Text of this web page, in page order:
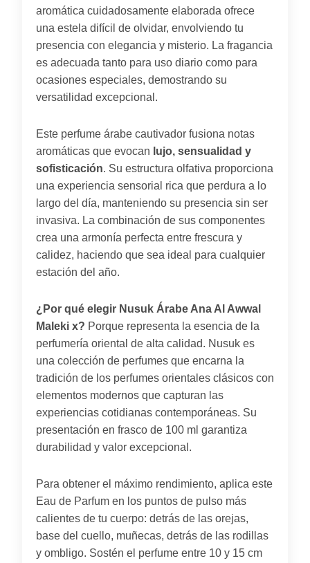
aromática cuidadosamente elaborada ofrece
una estela difícil de olvidar, envolviendo tu
presencia con elegancia y misterio. La fragancia
es adecuada tanto para uso diario como para
ocasiones especiales, demostrando su
versatilidad excepcional.
Este perfume árabe cautivador fusiona notas
aromáticas que evocan lujo, sensualidad y
sofisticación. Su estructura olfativa proporciona
una experiencia sensorial rica que perdura a lo
largo del día, manteniendo su presencia sin ser
invasiva. La combinación de sus componentes
crea una armonía perfecta entre frescura y
calidez, haciendo que sea ideal para cualquier
estación del año.
¿Por qué elegir Nusuk Árabe Ana Al Awwal
Maleki x? Porque representa la esencia de la
perfumería oriental de alta calidad. Nusuk es
una colección de perfumes que encarna la
tradición de los perfumes orientales clásicos con
elementos modernos que capturan las
experiencias cotidianas contemporáneas. Su
presentación en frasco de 100 ml garantiza
durabilidad y valor excepcional.
Para obtener el máximo rendimiento, aplica este
Eau de Parfum en los puntos de pulso más
calientes de tu cuerpo: detrás de las orejas,
base del cuello, muñecas, detrás de las rodillas
y ombligo. Sostén el perfume entre 10 y 15 cm